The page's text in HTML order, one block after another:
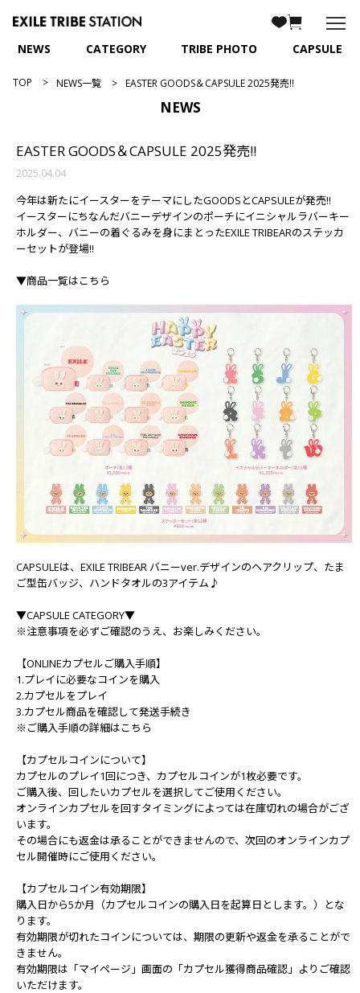
NEWS CATEGORY TRIBE PHOTO CAPSULE
TOP NEWS一覧 EASTER GOODS＆CAPSULE 2025発売!!
NEWS
EASTER GOODS＆CAPSULE 2025発売!!
2025.04.04
今年は新たにイースターをテーマにしたGOODSとCAPSULEが発売!!
イースターにちなんだバニーデザインのポーチにイニシャルラバーキー
ホルダー、バニーの着ぐるみを身にまとったEXILE TRIBEARのステッカ
ーセットが登場!!
▼商品一覧はこちら
CAPSULEは、EXILE TRIBEAR バニーver.デザインのヘアクリップ、たま
ご型缶バッジ、ハンドタオルの3アイテム♪
▼CAPSULE CATEGORY▼
※注意事項を必ずご確認のうえ、お楽しみください。
【ONLINEカプセルご購入手順】
1.プレイに必要なコインを購入
2.カプセルをプレイ
3.カプセル商品を確認して発送手続き
※ご購入手順の詳細はこちら
【カプセルコインについて】
カプセルのプレイ1回につき、カプセルコインが1枚必要です。
ご購入後、回したいカプセルを選択してご使用ください。
オンラインカプセルを回すタイミングによっては在庫切れの場合がござ
います。
その場合にも返金は承ることができませんので、次回のオンラインカプ
セル開催時にご使用ください。
【カプセルコイン有効期限】
購入日から5か月（カプセルコインの購入日を起算日とします。）とな
ります。
有効期限が切れたコインについては、期限の更新や返金を承ることがで
きません。
有効期限は「マイページ」画面の「カプセル獲得商品確認」よりご確認
いただけます。